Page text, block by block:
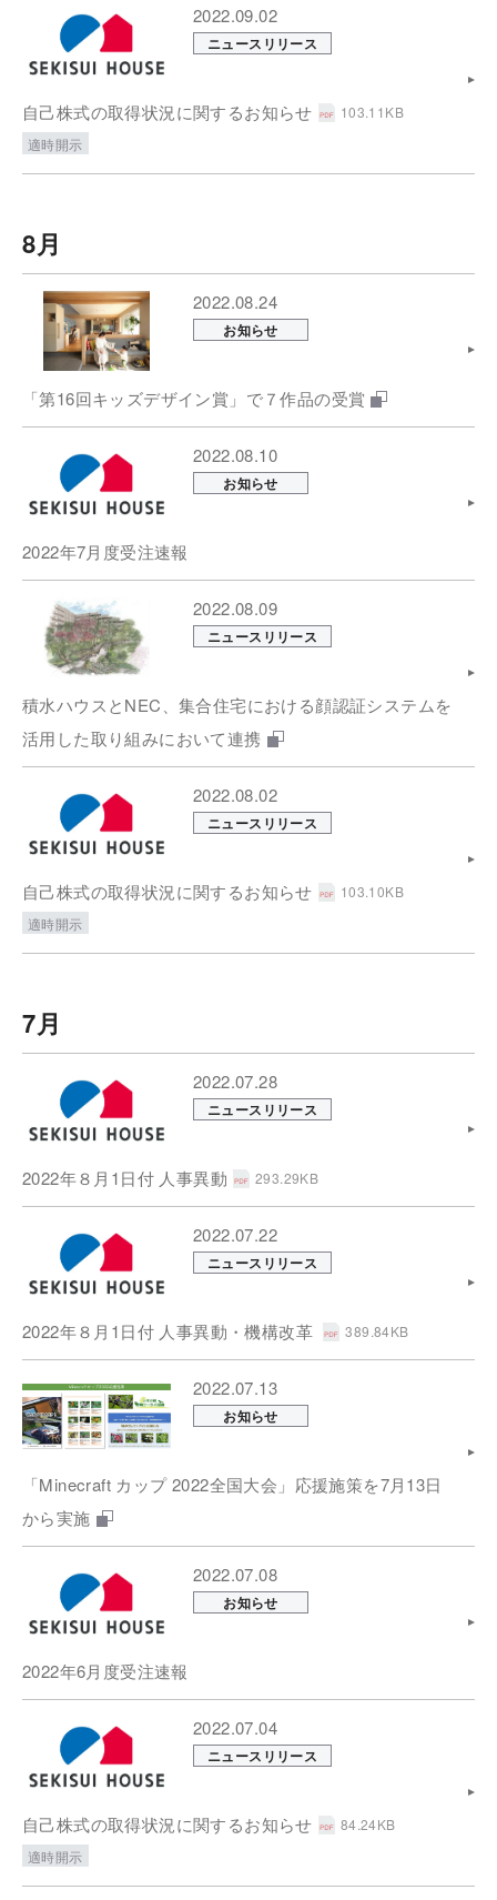
2022.09.02
ニュースリリース
自己株式の取得状況に関するお知らせ
103.11KB
適時開示
8月
2022.08.24
お知らせ
「第16回キッズデザイン賞」で７作品の受賞
2022.08.10
お知らせ
2022年7月度受注速報
2022.08.09
ニュースリリース
積水ハウスとNEC、集合住宅における顔認証システムを
活用した取り組みにおいて連携
2022.08.02
ニュースリリース
自己株式の取得状況に関するお知らせ
103.10KB
適時開示
7月
2022.07.28
ニュースリリース
2022年８月1日付 人事異動 293.29KB
2022.07.22
ニュースリリース
2022年８月1日付 人事異動・機構改革 389.84KB
2022.07.13
お知らせ
「Minecraft カップ 2022全国大会」応援施策を7月13日
から実施
2022.07.08
お知らせ
2022年6月度受注速報
2022.07.04
ニュースリリース
自己株式の取得状況に関するお知らせ
84.24KB
適時開示